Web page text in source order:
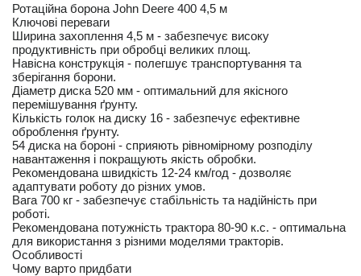
Ротаційна борона John Deere 400 4,5 м
Ключові переваги
Ширина захоплення 4,5 м - забезпечує високу
продуктивність при обробці великих площ.
Навісна конструкція - полегшує транспортування та
зберігання борони.
Діаметр диска 520 мм - оптимальний для якісного
перемішування ґрунту.
Кількість голок на диску 16 - забезпечує ефективне
оброблення ґрунту.
54 диска на бороні - сприяють рівномірному розподілу
навантаження і покращують якість обробки.
Рекомендована швидкість 12-24 км/год - дозволяє
адаптувати роботу до різних умов.
Вага 700 кг - забезпечує стабільність та надійність при
роботі.
Рекомендована потужність трактора 80-90 к.с. - оптимальна
для використання з різними моделями тракторів.
Особливості
Чому варто придбати